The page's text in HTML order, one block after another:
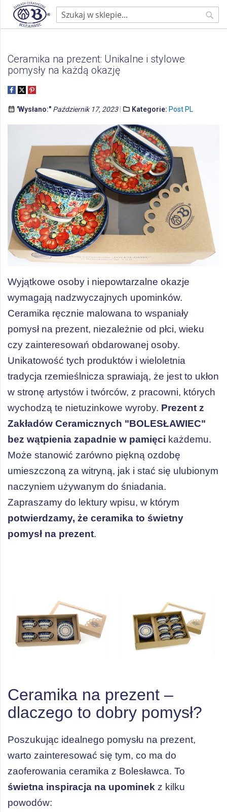
Strona główna
Ceramika na prezent: Unikalne i stylowe pomysły na każdą okazję
Ceramika na prezent: Unikalne i stylowe
pomysły na każdą okazję
'Wysłano:" Październik 17, 2023 Kategorie: Post PL
Wyjątkowe osoby i niepowtarzalne okazje
wymagają nadzwyczajnych upominków.
Ceramika ręcznie malowana to wspaniały
pomysł na prezent, niezależnie od płci, wieku
czy zainteresowań obdarowanej osoby.
Unikatowość tych produktów i wieloletnia
tradycja rzemieślnicza sprawiają, że jest to ukłon
w stronę artystów i twórców, z pracowni, których
wychodzą te nietuzinkowe wyroby. Prezent z
Zakładów Ceramicznych "BOLESŁAWIEC"
bez wątpienia zapadnie w pamięci każdemu.
Może stanowić zarówno piękną ozdobę
umieszczoną za witryną, jak i stać się ulubionym
naczyniem używanym do śniadania.
Zapraszamy do lektury wpisu, w którym
potwierdzamy, że ceramika to świetny
pomysł na prezent.
Ceramika na prezent –
dlaczego to dobry pomysł?
Poszukując idealnego pomysłu na prezent,
warto zainteresować się tym, co ma do
zaoferowania ceramika z Bolesławca. To
świetna inspiracja na upominek z kilku
powodów: